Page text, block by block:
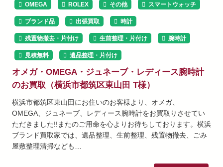
OMEGA ROLEX その他 スマートウォッチ
ブランド品 出張買取 時計
残置物撤去・片付け 生前整理・片付け 腕時計
見積無料 遺品整理・片付け
オメガ・OMEGA・ジュネーブ・レディース腕時計
のお買取（横浜市都筑区東山田 T様）
横浜市都筑区東山田にお住いのお客様より、オメガ、
OMEGA、ジュネーブ、レディース腕時計をお買取りさせてい
ただきました!!またのご用命を心よりお待ちしております。横浜
ブランド買取家では、遺品整理、生前整理、残置物撤去、ごみ
屋敷整理清掃なども…